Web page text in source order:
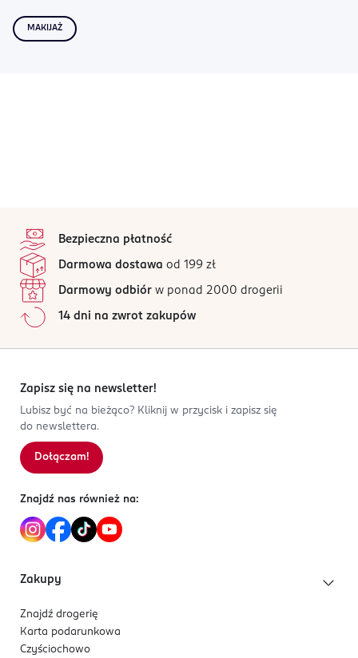
MAKIJAŻ
Bezpieczna płatność
Darmowa dostawa od 199 zł
Darmowy odbiór w ponad 2000 drogerii
14 dni na zwrot zakupów
Zapisz się na newsletter!
Lubisz być na bieżąco? Kliknij w przycisk i zapisz się
do newslettera.
Dołączam!
Znajdź nas również na:
Zakupy
Znajdź drogerię
Karta podarunkowa
Czyściochowo